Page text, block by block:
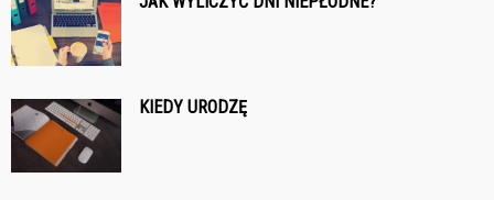
KIEDY URODZĘ